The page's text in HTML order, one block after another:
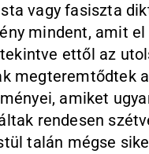
vagy fasiszta
mindent, amit
ettől az
megteremtődtek
amiket
rendesen
talán mégse